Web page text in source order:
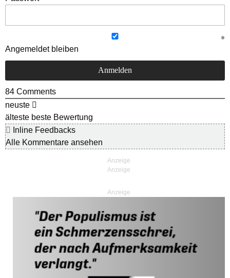
Angemeldet bleiben
84 Comments
neuste
älteste beste Bewertung
Inline Feedbacks
Alle Kommentare ansehen
Anzeige